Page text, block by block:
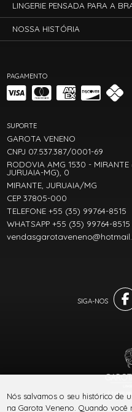
PAGAMENTO
SUPORTE
GAROTA VENENO
CNPJ 07.537.387/0001-69
RODOVIA AMG 1530 -
JURUAIA-MG), 0
MIRANTE, JURUAIA/MG
CEP 37805-000
TELEFONE +55 (35) 99764-8515
WHATSAPP +55 (35) 99764-8515
LINGERIE PENSADA PARA A
NOSSA HISTÓRIA
® TODOS
Nós salvamos o seu histórico de
na Garota Veneno. Quando você